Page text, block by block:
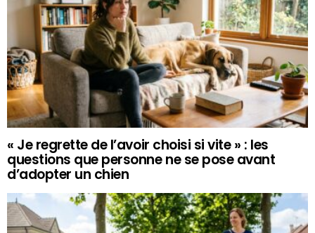
« Je regrette de l’avoir choisi si vite » : les
questions que personne ne se pose avant
d’adopter un chien